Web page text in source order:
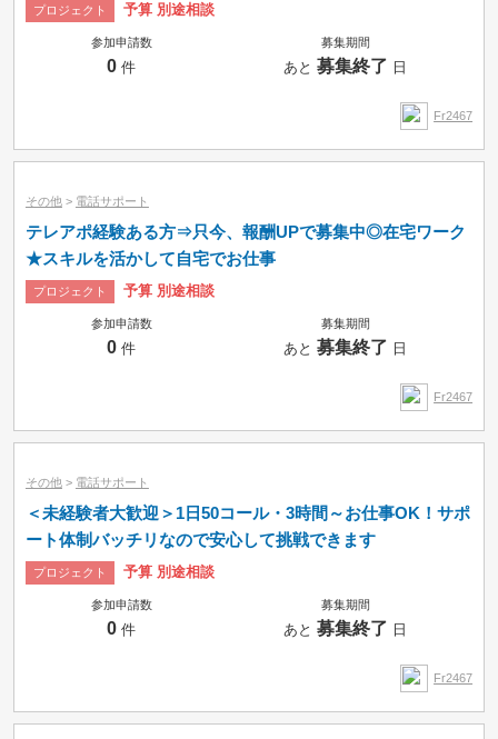
プロジェクト 予算 別途相談
参加申請数
0 件
募集期間
あと募集終了 日
Fr2467
その他 > 電話サポート
テレアポ経験ある方⇒只今、報酬UPで募集中◎在宅ワーク
★スキルを活かして自宅でお仕事
プロジェクト 予算 別途相談
参加申請数
0 件
募集期間
あと募集終了 日
Fr2467
その他 > 電話サポート
＜未経験者大歓迎＞1日50コール・3時間～お仕事OK！サポ
ート体制バッチリなので安心して挑戦できます
プロジェクト 予算 別途相談
参加申請数
0 件
募集期間
あと募集終了 日
Fr2467